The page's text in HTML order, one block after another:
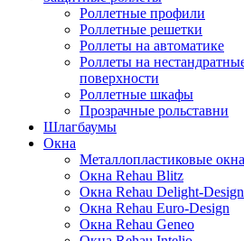
Роллетные профили
Роллетные решетки
Роллеты на автоматике
Роллеты на
поверхности
Роллетные шкафы
Прозрачные рольставни
Шлагбаумы
Окна
Металлопластиковые окна
Окна Rehau Blitz
Окна Rehau Delight-Design
Окна Rehau Euro-Design
Окна Rehau Geneo